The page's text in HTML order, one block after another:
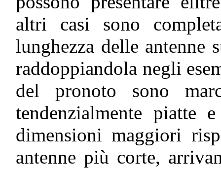
altri casi sono
lunghezza delle antenne
raddoppiandola negli
del pronoto sono
tendenzialmente piatte
dimensioni maggiori
antenne più corte,